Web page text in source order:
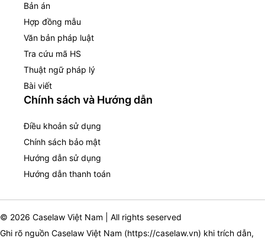
Bản án
Hợp đồng mẫu
Văn bản pháp luật
Tra cứu mã HS
Thuật ngữ pháp lý
Bài viết
Chính sách và Hướng dẫn
Điều khoản sử dụng
Chính sách bảo mật
Hướng dẫn sử dụng
Hướng dẫn thanh toán
© 2026 Caselaw Việt Nam | All rights seserved
Ghi rõ nguồn Caselaw Việt Nam (https://caselaw.vn) khi trích dẫn,